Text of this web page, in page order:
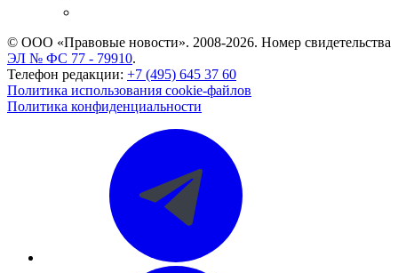
© ООО «Правовые новости». 2008-2026. Номер свидетельства
ЭЛ № ФС 77 - 79910.
Телефон редакции: +7 (495) 645 37 60
Политика использования cookie-файлов
Политика конфиденциальности